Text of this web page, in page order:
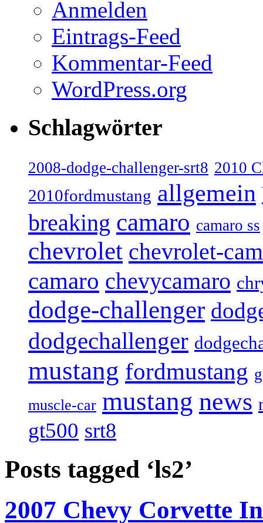
Anmelden
Eintrags-Feed
Kommentar-Feed
WordPress.org
Schlagwörter
2008-dodge-challenger-srt8 2010
2010fordmustang allgemein
breaking camaro camaro ss
chevrolet chevrolet-
camaro chevycamaro
dodge-challenger
dodgechallenger
mustang fordmustang
muscle-car mustang news
gt500 srt8
Posts tagged ‘ls2’
2007 Chevy Corvette